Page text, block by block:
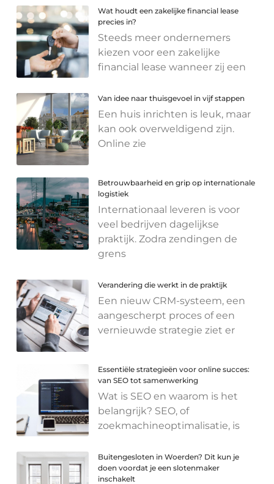
Wat houdt een zakelijke financial lease
precies in?
Steeds meer ondernemers
kiezen voor een zakelijke
financial lease wanneer zij een
Van idee naar thuisgevoel in vijf stappen
Een huis inrichten is leuk, maar
kan ook overweldigend zijn.
Online zie
Betrouwbaarheid en grip op internationale
logistiek
Internationaal leveren is voor
veel bedrijven dagelijkse
praktijk. Zodra zendingen de
grens
Verandering die werkt in de praktijk
Een nieuw CRM-systeem, een
aangescherpt proces of een
vernieuwde strategie ziet er
Essentiële strategieën voor online succes:
van SEO tot samenwerking
Wat is SEO en waarom is het
belangrijk? SEO, of
zoekmachineoptimalisatie, is
Buitengesloten in Woerden? Dit kun je
doen voordat je een slotenmaker
inschakelt